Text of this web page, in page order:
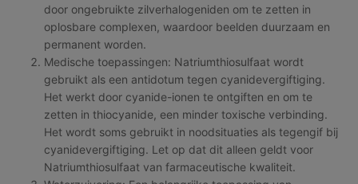
door ongebruikte zilverhalogeniden om te zetten in
oplosbare complexen, waardoor beelden duurzaam en
permanent worden.
Medische toepassingen: Natriumthiosulfaat wordt
gebruikt als een antidotum tegen cyanidevergiftiging.
Het werkt door cyanide-ionen te ontgiften en om te
zetten in thiocyanide, een minder toxische verbinding.
Het wordt soms gebruikt in noodsituaties als tegengif bij
cyanidevergiftiging. Let op dat dit alleen geldt voor
Natriumthiosulfaat van farmaceutische kwaliteit.